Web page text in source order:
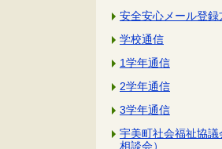
安全安心メール登録
学校通信
1学年通信
2学年通信
3学年通信
宇美町社会福祉協議
相談会）